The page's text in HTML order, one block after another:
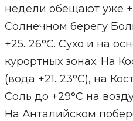
недели обещают уже
Солнечном берегу
+25...26°С. Сухо и на
курортных зонах. На
(вода +21...23°С), на
Соль до +29°С на
На Анталийском